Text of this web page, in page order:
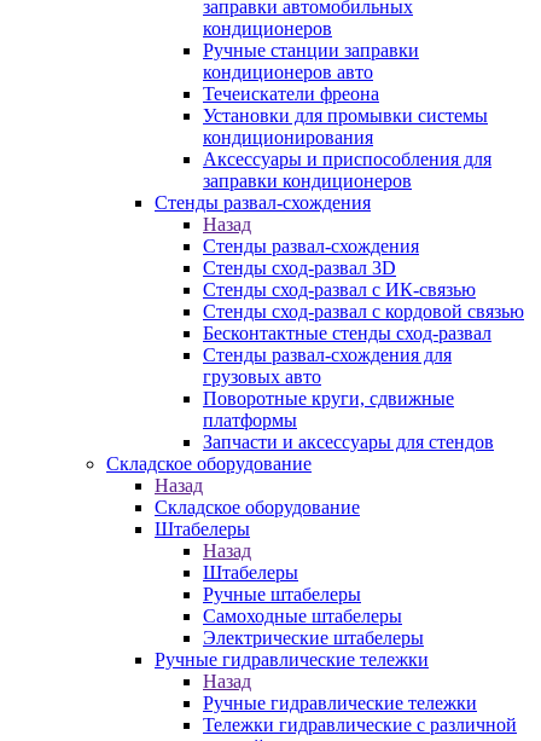
заправки автомобильных
кондиционеров
Ручные станции заправки
кондиционеров авто
Течеискатели фреона
Установки для промывки системы
кондиционирования
Аксессуары и приспособления для
заправки кондиционеров
Стенды развал-схождения
Назад
Стенды развал-схождения
Стенды сход-развал 3D
Стенды сход-развал с ИК-связью
Стенды сход-развал с кордовой связью
Бесконтактные стенды сход-развал
Стенды развал-схождения для
грузовых авто
Поворотные круги, сдвижные
платформы
Запчасти и аксессуары для стендов
Складское оборудование
Назад
Складское оборудование
Штабелеры
Назад
Штабелеры
Ручные штабелеры
Самоходные штабелеры
Электрические штабелеры
Ручные гидравлические тележки
Назад
Ручные гидравлические тележки
Тележки гидравлические с различной